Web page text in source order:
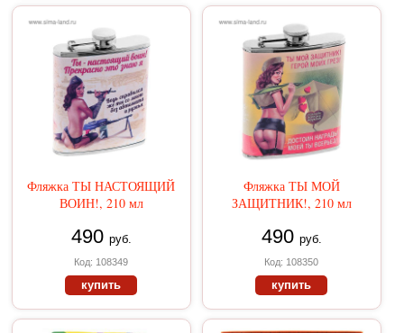
Фляжка ТЫ НАСТОЯЩИЙ
ВОИН!, 210 мл
490 руб.
Код: 108349
купить
Фляжка ТЫ МОЙ
ЗАЩИТНИК!, 210 мл
490 руб.
Код: 108350
купить